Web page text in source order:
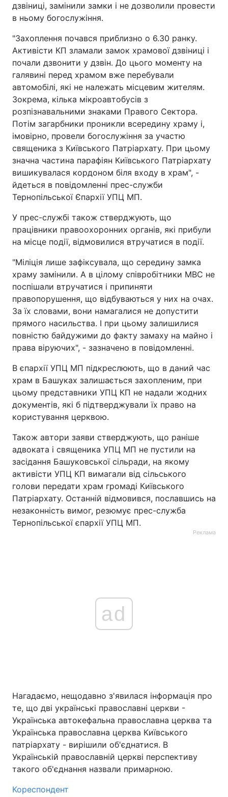
дзвіниці, замінили замки і не дозволили провести
в ньому богослужіння.
"Захоплення почався приблизно о 6.30 ранку.
Активісти КП зламали замок храмової дзвіниці і
почали дзвонити у дзвін. До цього моменту на
галявині перед храмом вже перебували
автомобілі, які не належать місцевим жителям.
Зокрема, кілька мікроавтобусів з
розпізнавальними знаками Правого Сектора.
Потім загарбники проникли всередину храму і,
імовірно, провели богослужіння за участю
священика з Київського Патріархату. При цьому
значна частина парафіян Київського Патріархату
вишикувалася кордоном біля входу в храм", -
йдеться в повідомленні прес-служби
Тернопільської Єпархії УПЦ МП.
У прес-службі також стверджують, що
працівники правоохоронних органів, які прибули
на місце події, відмовилися втручатися в події.
"Міліція лише зафіксувала, що середину замка
храму замінили. А в цілому співробітники МВС не
поспішали втручатися і припиняти
правопорушення, що відбуваються у них на очах.
За їх словами, вони намагалися не допустити
прямого насильства. І при цьому залишилися
повністю байдужими до факту замаху на майно і
права віруючих", - зазначено в повідомленні.
В єпархії УПЦ МП підкреслюють, що в даний час
храм в Башуках залишається захопленим, при
цьому представники УПЦ КП не надали жодних
документів, які б підтверджували їх право на
користування церквою.
Також автори заяви стверджують, що раніше
адвоката і священика УПЦ МП не пустили на
засідання Башуковської сільради, на якому
активісти УПЦ КП вимагали від сільського
голови передати храм громаді Київського
Патріархату. Останній відмовився, пославшись на
незаконність вимог, резюмує прес-служба
Тернопільської єпархії УПЦ МП.
Реклама
ad
Нагадаємо, нещодавно з'явилася інформація про
те, що дві українські православні церкви -
Українська автокефальна православна церква та
Українська православна церква Київського
патріархату - вирішили об'єднатися. В
Українській православній церкві перспективу
такого об'єднання назвали примарною.
Кореспондент